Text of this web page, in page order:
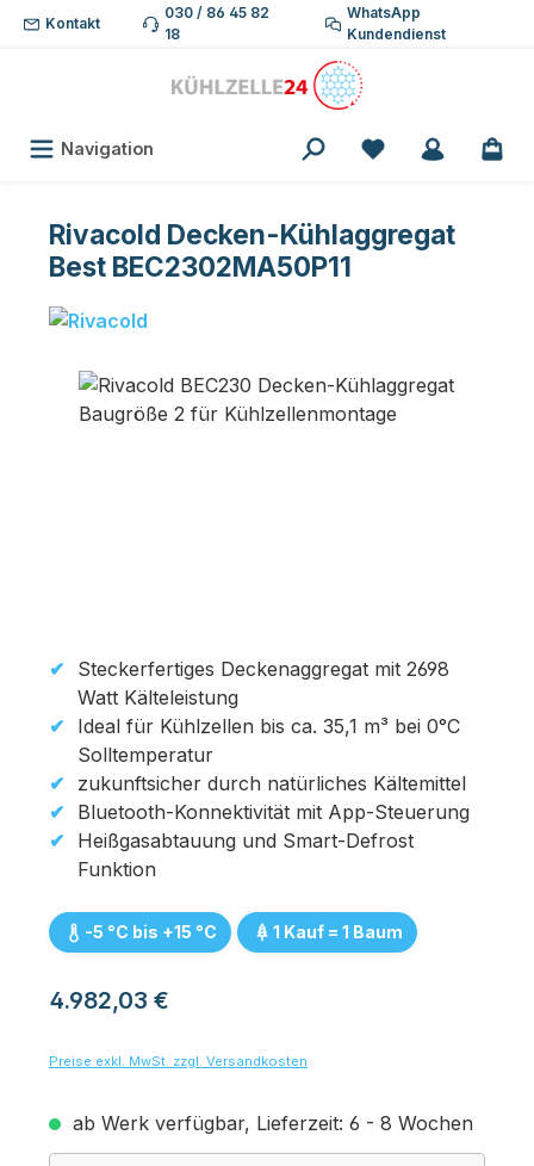
Zum Hauptinhalt springen
Kontakt
030 / 86 45 82
18
WhatsApp
Kundendienst
Navigation Du hast 0
Rivacold Decken-Kühlaggregat
Best BEC2302MA50P11
Bildergalerie überspringen
Steckerfertiges Deckenaggregat mit 2698
Watt Kälteleistung
Ideal für Kühlzellen bis ca. 35,1 m³ bei 0°C
Solltemperatur
zukunftsicher durch natürliches Kältemittel
Bluetooth-Konnektivität mit App-Steuerung
Heißgasabtauung und Smart-Defrost
Funktion
-5 °C bis +15 °C 1 Kauf = 1 Baum
Regulärer Preis:
4.982,03 €
Preise exkl. MwSt. zzgl. Versandkosten
ab Werk verfügbar, Lieferzeit: 6 - 8 Wochen